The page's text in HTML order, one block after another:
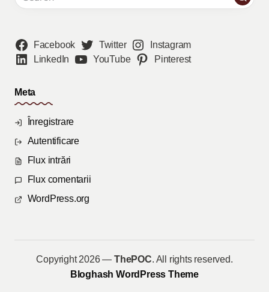
Facebook Twitter
Instagram
LinkedIn
YouTube Pinterest
Meta
Înregistrare
Autentificare
Flux intrări
Flux comentarii
WordPress.org
Copyright 2026 —ThePOC. All rights reserved.
Bloghash WordPress Theme